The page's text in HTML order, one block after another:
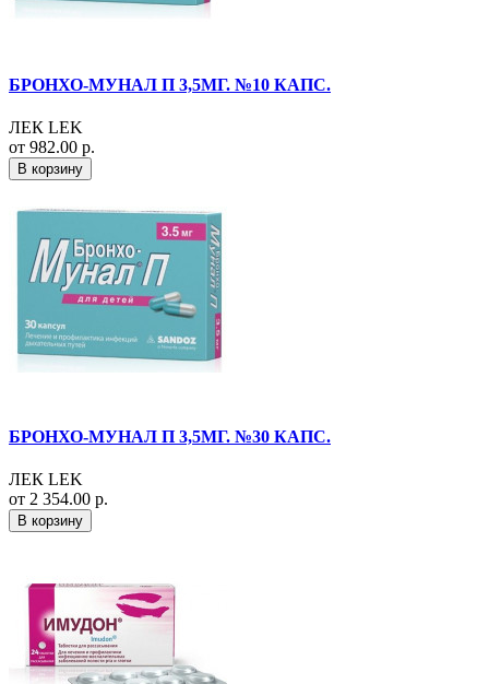
БРОНХО-МУНАЛ П 3,5МГ. №10 КАПС.
ЛЕК LEK
от 982.00 р.
В корзину
БРОНХО-МУНАЛ П 3,5МГ. №30 КАПС.
ЛЕК LEK
от 2 354.00 р.
В корзину